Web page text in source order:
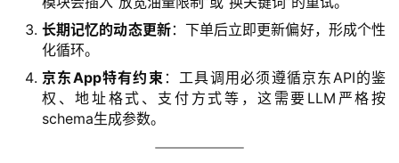
长期记忆的动态更新：下单后立即更新偏好，形成个性
化循环。
京东App特有约束 ：工具调用必须遵循京东API的鉴
权、地址格式、支付方式等，这需要LLM严格按
schema生成参数。